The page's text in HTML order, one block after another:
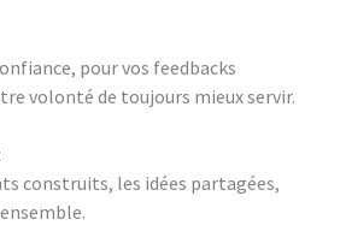
pour vos feedbacks
volonté de toujours mieux servir.
construits, les idées partagées,